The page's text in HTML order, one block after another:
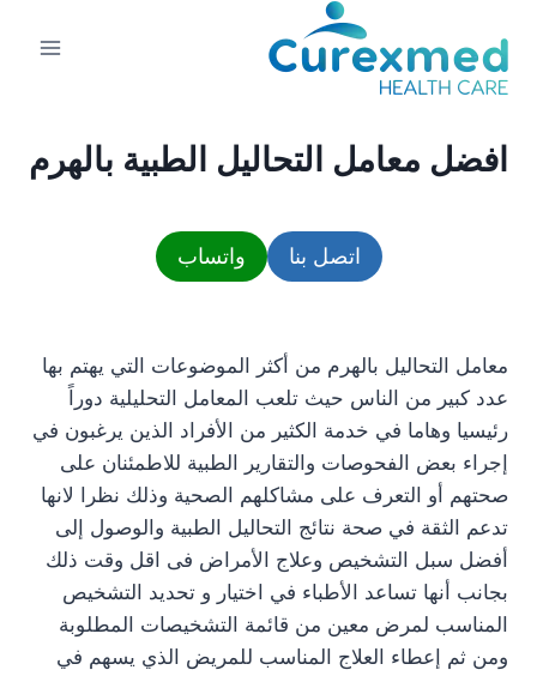
المحتوى
افضل معامل التحاليل الطبية بالهرم
اتصل بنا واتساب
معامل التحاليل بالهرم من أكثر الموضوعات التي يهتم بها
عدد كبير من الناس حيث تلعب المعامل التحليلية دوراً
رئيسيا وهاما في خدمة الكثير من الأفراد الذين يرغبون في
إجراء بعض الفحوصات والتقارير الطبية للاطمئنان على
صحتهم أو التعرف على مشاكلهم الصحية وذلك نظرا لانها
تدعم الثقة في صحة نتائج التحاليل الطبية والوصول إلى
أفضل سبل التشخيص وعلاج الأمراض فى اقل وقت ذلك
بجانب أنها تساعد الأطباء في اختيار و تحديد التشخيص
المناسب لمرض معين من قائمة التشخيصات المطلوبة
ومن ثم إعطاء العلاج المناسب للمريض الذي يسهم في